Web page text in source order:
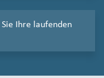
Ihre laufenden